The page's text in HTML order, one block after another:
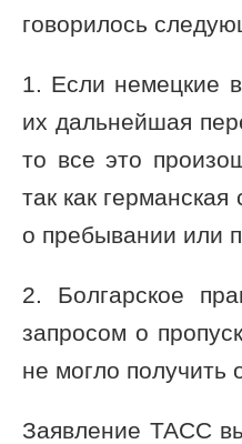
говорилось
1. Если немецкие
их дальнейшая
то все это
так как
о пребывании или
2. Болгарское
запросом о
не могло полу­чить
Заявление ТАСС